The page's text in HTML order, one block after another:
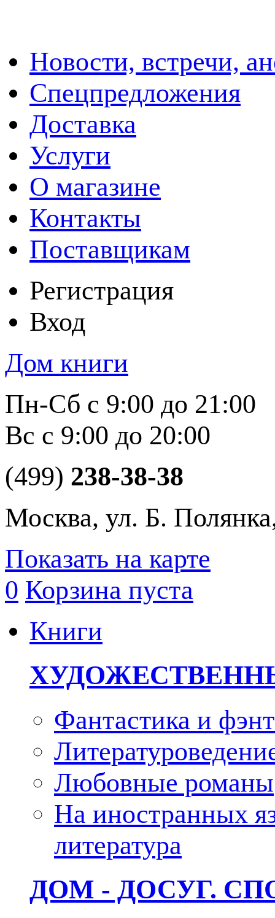
Новости, встречи,
Спецпредложения
Доставка
Услуги
О магазине
Контакты
Поставщикам
Регистрация
Вход
Дом книги
Пн-Сб с 9:00 до 21:00
Вс с 9:00 до 20:00
(499) 238-38-38
Москва, ул. Б.
Показать на карте
0 Корзина пуста
Книги
Фантастика и
Любовные романы
На иностранных
литература
ДОМ - ДОСУГ.